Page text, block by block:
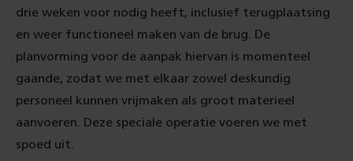
drie weken voor nodig heeft, inclusief terugplaatsing
en weer functioneel maken van de brug. De
planvorming voor de aanpak hiervan is momenteel
gaande, zodat we met elkaar zowel deskundig
personeel kunnen vrijmaken als groot materieel
aanvoeren. Deze speciale operatie voeren we met
spoed uit.